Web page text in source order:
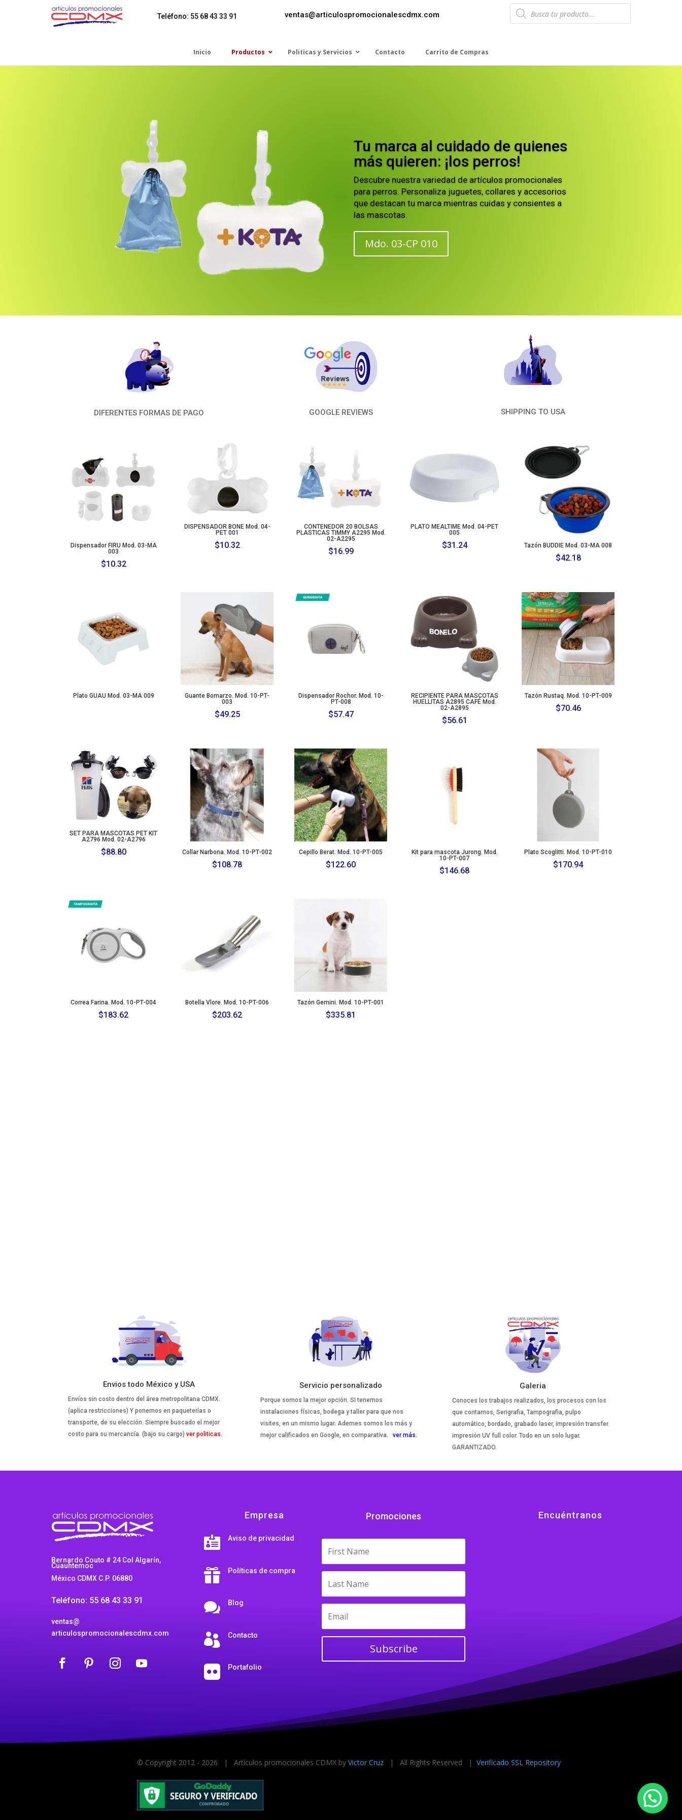
Teléfono: 55 68 43 33 91 ventas@articulospromocionalescdmx.com
Products
search
Inicio Productos Politicas y Servicios Contacto Carrito de Compras
Tu marca al cuidado de quienes
más quieren: ¡los perros!
Descubre nuestra variedad de artículos promocionales
para perros. Personaliza juguetes, collares y accesorios
que destacan tu marca mientras cuidas y consientes a
las mascotas.
Mdo. 03-CP 010
DIFERENTES FORMAS DE PAGO GOOGLE REVIEWS SHIPPING TO USA
Dispensador FIRU Mod. 03-MA
003
$10.32
DISPENSADOR BONE Mod. 04-
PET 001
$10.32
CONTENEDOR 20 BOLSAS
PLASTICAS TIMMY A2295 Mod.
02-A2295
$16.99
PLATO MEALTIME Mod. 04-PET
005
$31.24 Tazón BUDDIE Mod. 03-MA 008
$42.18
Plato GUAU Mod. 03-MA 009
Guante Bomarzo. Mod. 10-PT-
003
$49.25
Dispensador Rochor. Mod. 10-
PT-008
$57.47
RECIPIENTE PARA MASCOTAS
HUELLITAS A2895 CAFÉ Mod.
02-A2895
$56.61
Tazón Rustaq. Mod. 10-PT-009
$70.46
SET PARA MASCOTAS PET KIT
A2796 Mod. 02-A2796
$88.80 Collar Narbona. Mod. 10-PT-002
$108.78
Cepillo Berat. Mod. 10-PT-005
$122.60
Kit para mascota Jurong. Mod.
10-PT-007
$146.68
Plato Scoglitti. Mod. 10-PT-010
$170.94
Correa Farina. Mod. 10-PT-004
$183.62
Botella Vlore. Mod. 10-PT-006
$203.62
Tazón Gemini. Mod. 10-PT-001
$335.81
Envios todo México y USA
Envíos sin costo dentro del área metropolitana CDMX.
(aplica restricciones) Y ponemos en paqueterías o
transporte, de su elección. Siempre buscado el mejor
costo para su mercancía. (bajo su cargo)ver politicas.
Servicio personalizado
Porque somos la mejor opción. SI tenemos
instalaciones físicas, bodega y taller para que nos
visites, en un mismo lugar. Ademes somos los más y
mejor calificados en Google, en comparativa. ver más.
Galeria
Conoces los trabajos realizados, los procesos con los
que contamos, Serigrafia, Tampografia, pulpo
automático, bordado, grabado laser, impresión transfer.
impresión UV full color. Todo en un solo lugar.
GARANTIZADO.
Bernardo Couto # 24 Col Algarín,
Cuauhtemoc
México CDMX C.P. 06880
Teléfono: 55 68 43 33 91
ventas@
articulospromocionalescdmx.com
Empresa
 Aviso de privacidad
 Políticas de compra
 Blog
 Contacto
 Portafolio
Promociones
Subscribe
Encuéntranos
© Copyright 2012 - 2026 | Artículos promocionales CDMX byVictor Cruz | All Rights Reserved |Verificado SSL Repository